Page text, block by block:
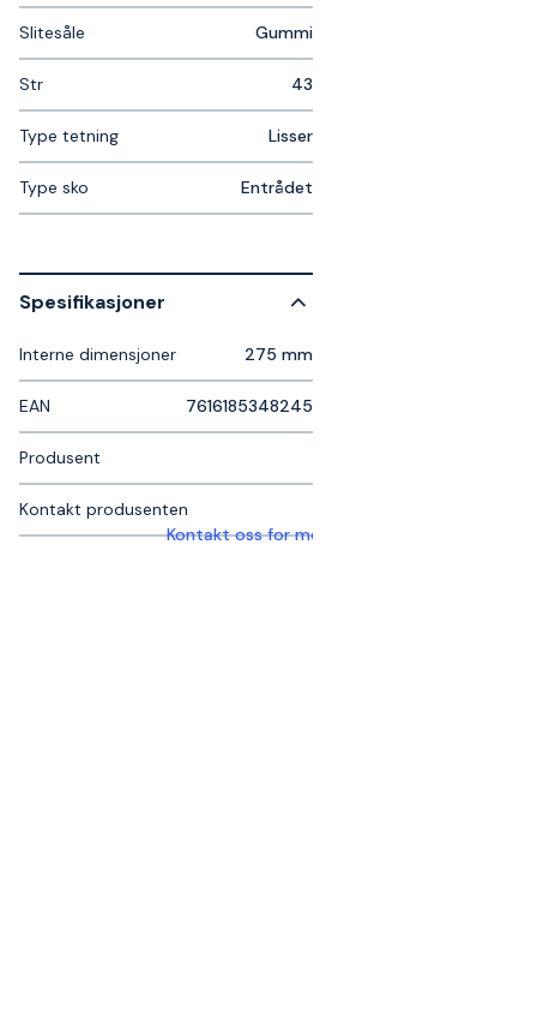
Slitesåle Gummi
Str 43
Type tetning Lisser
Type sko Entrådet
Spesifikasjoner
Interne dimensjoner 275 mm
EAN 7616185348245
Produsent
Kontakt produsenten
Kontakt oss for mer informasjon